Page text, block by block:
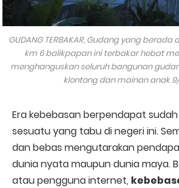
GUDANG TERBAKAR, Gudang yang
km 6 balikpapan ini terbakar hebat
menghanguskan seluruh bangunan
klontong dan mainan anak 9/
Era kebebasan berpendapat
sesuatu yang tabu di negeri ini.
dan bebas mengutarakan
dunia nyata maupun dunia maya.
atau pengguna internet,